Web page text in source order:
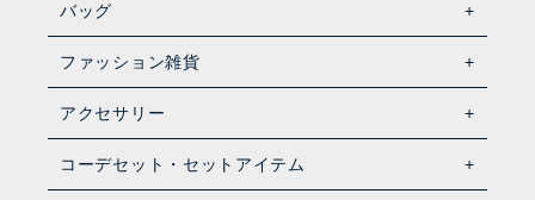
バッグ
ファッション雑貨
アクセサリー
コーデセット・セットアイテム